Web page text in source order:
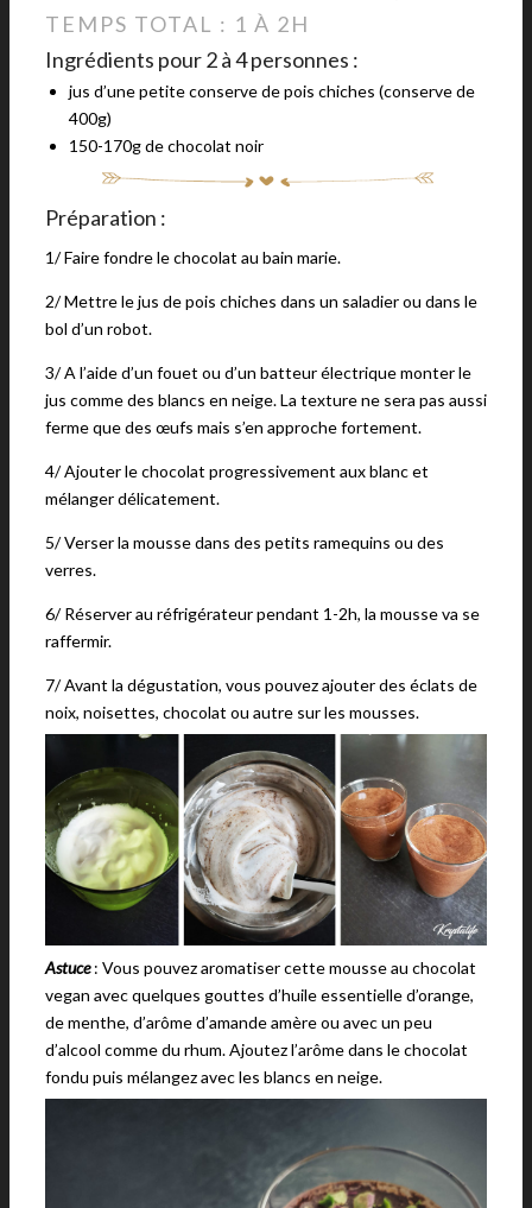
TEMPS TOTAL : 1 À 2H
Ingrédients pour 2 à 4 personnes :
jus d’une petite conserve de pois chiches (conserve de
400g)
150-170g de chocolat noir
Préparation :
1/ Faire fondre le chocolat au bain marie.
2/ Mettre le jus de pois chiches dans un saladier ou dans le
bol d’un robot.
3/ A l’aide d’un fouet ou d’un batteur électrique monter le
jus comme des blancs en neige. La texture ne sera pas aussi
ferme que des œufs mais s’en approche fortement.
4/ Ajouter le chocolat progressivement aux blanc et
mélanger délicatement.
5/ Verser la mousse dans des petits ramequins ou des
verres.
6/ Réserver au réfrigérateur pendant 1-2h, la mousse va se
raffermir.
7/ Avant la dégustation, vous pouvez ajouter des éclats de
noix, noisettes, chocolat ou autre sur les mousses.
Astuce: Vous pouvez aromatiser cette mousse au chocolat
vegan avec quelques gouttes d’huile essentielle d’orange,
de menthe, d’arôme d’amande amère ou avec un peu
d’alcool comme du rhum. Ajoutez l’arôme dans le chocolat
fondu puis mélangez avec les blancs en neige.